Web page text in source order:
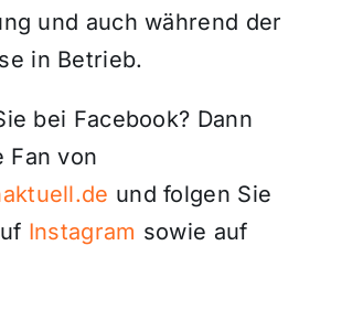
und auch während der
in Betrieb.
bei Facebook? Dann
Fan von
und folgen Sie
Instagram sowie auf